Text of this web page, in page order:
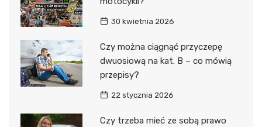
30 kwietnia 2026
Czy można ciągnąć przyczepę
dwuosiową na kat. B – co mówią
przepisy?
22 stycznia 2026
Czy trzeba mieć ze sobą prawo